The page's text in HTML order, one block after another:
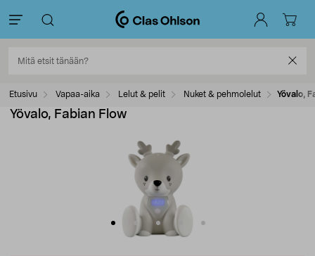
Etusivu Vapaa-aika Lelut & pelit Nuket & pehmolelut Yövalo,
Yövalo, Fabian Flow